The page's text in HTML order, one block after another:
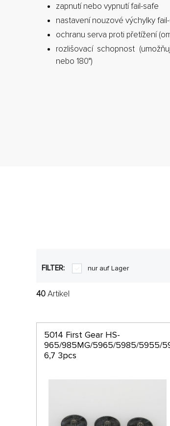
zapnutí nebo vypnutí fail-safe
nastavení nouzové výchylky
ochranu serva proti přetížení
rozlišovací schopnost
nebo 180°)
FILTER: nur auf Lager
40Artikel
5014 First Gear HS-
965/985MG/5965/5985/5955/
6,7 3pcs